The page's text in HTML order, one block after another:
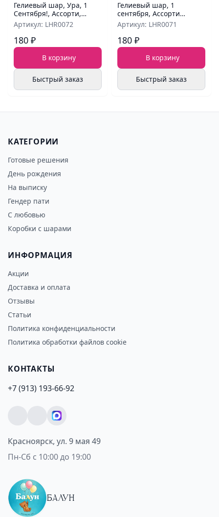
Гелиевый шар, Ура, 1
Сентября!, Ассорти,
пастель
Артикул: LHR0072
180 ₽
В корзину
Быстрый заказ
Гелиевый шар, 1
сентября, Ассорти
Пастель
Артикул: LHR0071
180 ₽
В корзину
Быстрый заказ
КАТЕГОРИИ
Готовые решения
День рождения
На выписку
Гендер пати
С любовью
Коробки с шарами
ИНФОРМАЦИЯ
Акции
Доставка и оплата
Отзывы
Статьи
Политика конфиденциальности
Политика обработки файлов cookie
КОНТАКТЫ
+7 (913) 193-66-92
Красноярск, ул. 9 мая 49
Пн-Сб с 10:00 до 19:00
БАЛУН